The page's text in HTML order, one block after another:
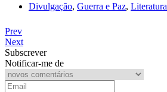
Divulgação, Guerra e Paz, Literatura
Prev
Next
Subscrever
Notificar-me de